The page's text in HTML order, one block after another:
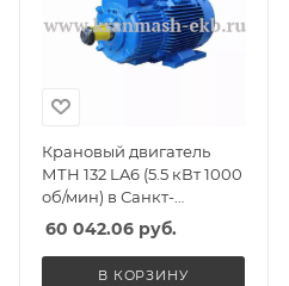
Крановый двигатель
МТН 132 LA6 (5.5 кВт 1000
об/мин) в Санкт-
Петербурге, Спб
60 042.06 руб.
В КОРЗИНУ